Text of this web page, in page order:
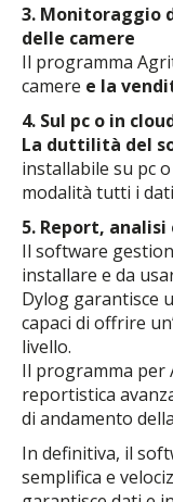
3. Monitoraggio
delle camere
Il programma
camere e la
4. Sul pc o in
La duttilità del
installabile su pc
modalità tutti i
5. Report,
Il software
installare e da
Dylog garantisce
capaci di offrire
livello.
Il programma per
reportistica
di andamento
In definitiva, il
semplifica e